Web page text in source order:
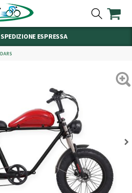
SPEDIZIONE ESPRESSA